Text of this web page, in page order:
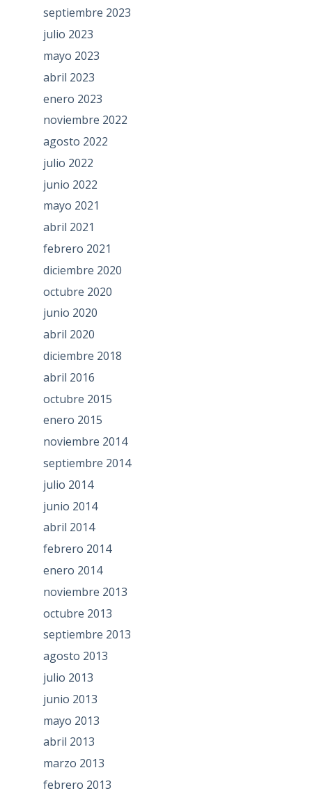
septiembre 2023
julio 2023
mayo 2023
abril 2023
enero 2023
noviembre 2022
agosto 2022
julio 2022
junio 2022
mayo 2021
abril 2021
febrero 2021
diciembre 2020
octubre 2020
junio 2020
abril 2020
diciembre 2018
abril 2016
octubre 2015
enero 2015
noviembre 2014
septiembre 2014
julio 2014
junio 2014
abril 2014
febrero 2014
enero 2014
noviembre 2013
octubre 2013
septiembre 2013
agosto 2013
julio 2013
junio 2013
mayo 2013
abril 2013
marzo 2013
febrero 2013